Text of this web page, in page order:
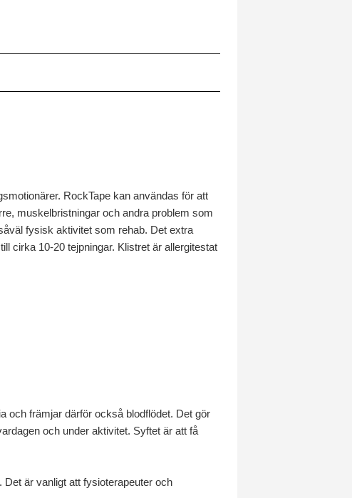
RockTape kan användas för att
muskelbristningar och andra problem som
fysisk aktivitet som rehab. Det extra
cirka 10-20 tejpningar. Klistret är allergitestat
och främjar därför också blodflödet. Det gör
och under aktivitet. Syftet är att få
är vanligt att fysioterapeuter och